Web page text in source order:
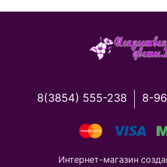
8(3854) 555-238 8-
Интернет-магазин